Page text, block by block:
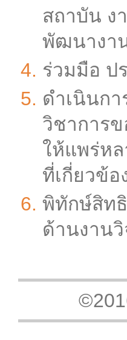
สถาบัน ง
พัฒนางา
ร่วมมือ ป
ดำเนินก
วิชาการ
ให้แพร่ห
ที่เกี่ยวข้อ
พิทักษ์สิท
ด้านงาน